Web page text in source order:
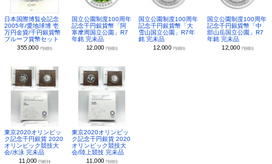
日本国際博覧会記念
2005年/愛地球博 壱
万円金貨/千円銀貨幣
プルーフ貨幣セット
355,000 円(税別)
国立公園制度100周年
記念千円銀貨幣「阿
寒摩周国立公園」R7
年銘 完未品
12,000 円(税別)
国立公園制度100周年
記念千円銀貨幣「大
雪山国立公園」R7年
銘 完未品
12,000 円(税別)
国立公園制度100周年
記念千円銀貨幣「中
部山岳国立公園」R7
年銘 完未品
12,000 円(税別)
東京2020オリンピッ
ク記念千円銀貨 2020
オリンピック競技大
会/水泳 完未品
11,000円(税別)
東京2020オリンピッ
ク記念千円銀貨 2020
オリンピック競技大
会/陸上競技 完未品
11,000 円(税別)